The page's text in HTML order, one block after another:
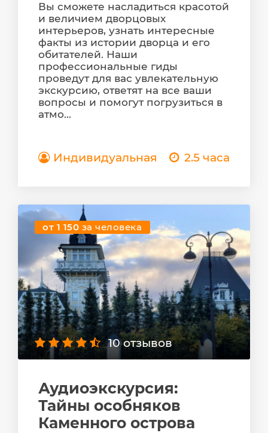
Вы сможете насладиться красотой
и величием дворцовых
интерьеров, узнать интересные
факты из истории дворца и его
обитателей. Наши
профессиональные гиды
проведут для вас увлекательную
экскурсию, ответят на все ваши
вопросы и помогут погрузиться в
атмо...
Индивидуальная 2.5 часа
от 1 150 за человека
10 отзывов
Аудиоэкскурсия:
Тайны особняков
Каменного острова